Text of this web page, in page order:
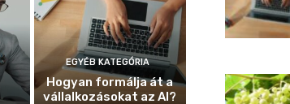
EGYÉB KATEGÓRIA
Hogyan formálja át a
vállalkozásokat az AI?